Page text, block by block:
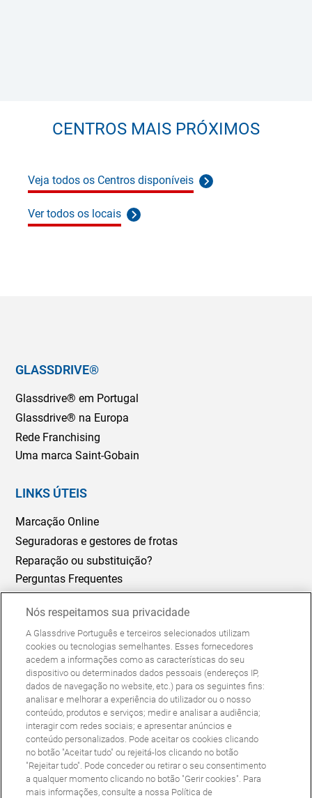
CENTROS MAIS PRÓXIMOS
Veja todos os Centros disponíveis
Ver todos os locais
GLASSDRIVE®
Glassdrive® em Portugal
Glassdrive® na Europa
Rede Franchising
Uma marca Saint-Gobain
LINKS ÚTEIS
Marcação Online
Seguradoras e gestores de frotas
Reparação ou substituição?
Perguntas Frequentes
Política de CookiesPolítica de Privacidade
© Copyright Glassdrive. Todos os direitos reservados | 2025
Siga-nos
Nós respeitamos sua privacidade
A Glassdrive Português e terceiros selecionados utilizam
cookies ou tecnologias semelhantes. Esses fornecedores
acedem a informações como as características do seu
dispositivo ou determinados dados pessoais (endereços IP,
dados de navegação no website, etc.) para os seguintes fins:
analisar e melhorar a experiência do utilizador ou o nosso
conteúdo, produtos e serviços; medir e analisar a audiência;
interagir com redes sociais; e apresentar anúncios e
conteúdo personalizados. Pode aceitar os cookies clicando
no botão "Aceitar tudo" ou rejeitá-los clicando no botão
"Rejeitar tudo". Pode conceder ou retirar o seu consentimento
a qualquer momento clicando no botão "Gerir cookies". Para
mais informações, consulte a nossa Política de